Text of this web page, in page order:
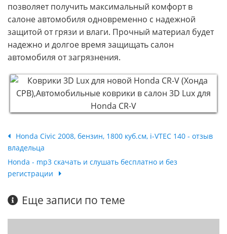
позволяет получить максимальный комфорт в
салоне автомобиля одновременно с надежной
защитой от грязи и влаги. Прочный материал будет
надежно и долгое время защищать салон
автомобиля от загрязнения.
Honda Civic 2008, бензин, 1800 куб.см, i-VTEC 140 - отзыв
владельца
Honda - mp3 скачать и слушать бесплатно и без
регистрации
Еще записи по теме